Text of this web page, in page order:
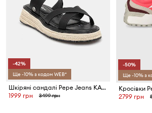
-42%
Ще -10% з кодом WEB*
Шкіряні сандалі Pepe Jeans KATE NATURE
1999 грн
3499 грн
-50%
Ще -10% з
Кросівки
2799 грн